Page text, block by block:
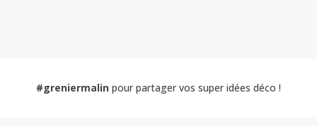
#greniermalinpour partager vos super idées déco !